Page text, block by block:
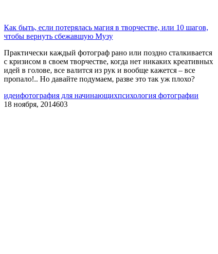
Как быть, если потерялась магия в творчестве, или 10 шагов,
чтобы вернуть сбежавшую Музу
Практически каждый фотограф рано или поздно сталкивается
с кризисом в своем творчестве, когда нет никаких креативных
идей в голове, все валится из рук и вообще кажется – все
пропало!.. Но давайте подумаем, разве это так уж плохо?
идеифотография для начинающихпсихология фотографии
18 ноября, 2014603